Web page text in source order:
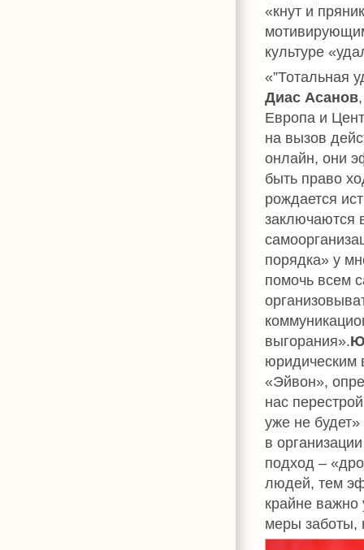
«кнут и
культуре
«”Тотальная
Диас Асанов
Европа и
на вызов
онлайн, они
быть право
рождается
заключаются
порядка» у
помочь всем
выгорания».
юридическим
«Эйвон»,
нас
уже не
в
подход –
людей, тем
крайне важно
меры заботы,